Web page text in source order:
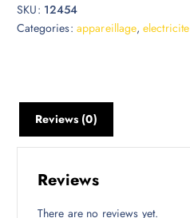
SKU: 12454
Categories: appareillage, electricite
Reviews (0)
Reviews
There are no reviews yet.